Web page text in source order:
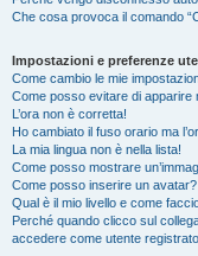
Che cosa provoca il comando
Impostazioni e preferenze
Come cambio le mie
Come posso evitare di apparire
L’ora non è corretta!
Ho cambiato il fuso orario ma
La mia lingua non è nella lista!
Come posso mostrare
Come posso inserire un avatar?
Qual è il mio livello e come
Perché quando clicco sul
accedere come utente